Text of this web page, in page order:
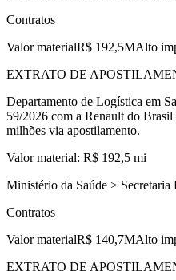
Contratos
Valor materialR$ 192,5MAlto
EXTRATO DE
Departamento de Logística em
59/2026 com a Renault do
milhões via apostilamento.
Valor material: R$ 192,5 mi
Ministério da Saúde > Secretaria
Contratos
Valor materialR$ 140,7MAlto
EXTRATO DE